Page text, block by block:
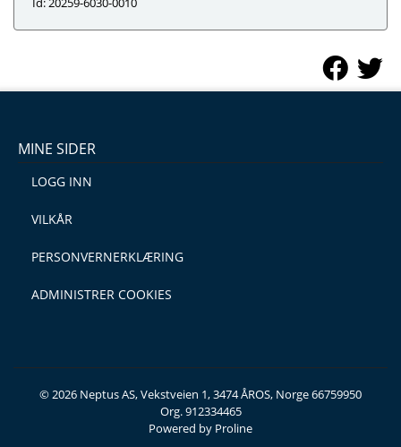
MINE SIDER
LOGG INN
VILKÅR
PERSONVERNERKLÆRING
ADMINISTRER COOKIES
© 2026 Neptus AS, Vekstveien 1, 3474 ÅROS, Norge 66759950
Org. 912334465
Powered by Proline